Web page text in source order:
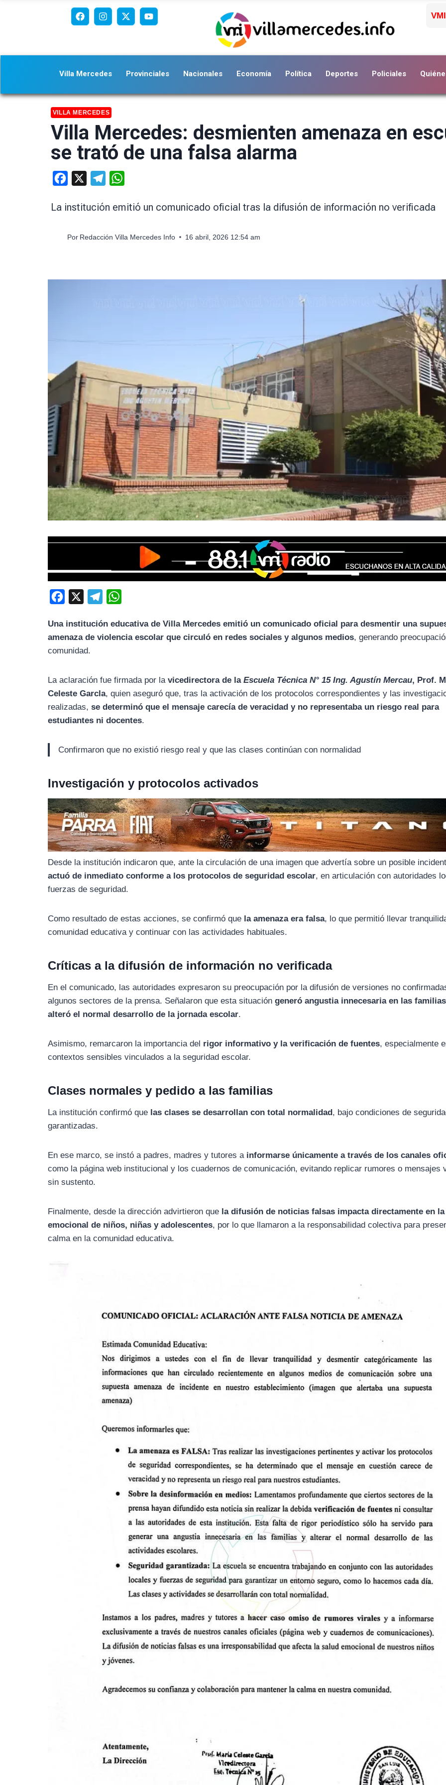
Villa Mercedes Provinciales Nacionales Economía Política Deportes Policiales
VILLA MERCEDES
Villa Mercedes: desmienten amenaza en
se trató de una falsa alarma
Facebook Telegram
La institución emitió un comunicado oficial tras la difusión de información no verificada
Por Redacción Villa Mercedes Info 16 abril, 2026 12:54 am
c
e
b
l
e
a
t
Una institución educativa de Villa Mercedes emitió un comunicado oficial para desmentir una
amenaza de violencia escolar que circuló en redes sociales y algunos medios, generando
comunidad.
La aclaración fue firmada por lavicedirectora de laEscuela Técnica N° 15 Ing. Agustín Mercau, Prof.
Celeste Garcla, quien aseguró que, tras la activación de los protocolos correspondientes y las
realizadas,se determinó que el mensaje carecía de veracidad y no representaba un riesgo real para
estudiantes ni docentes.
Confirmaron que no existió riesgo real y que las clases continúan con normalidad
Investigación y protocolos activados
Desde la institución indicaron que, ante la circulación de una imagen que advertía sobre un posible
actuó de inmediato conforme a los protocolos de seguridad escolar, en articulación con autoridades
fuerzas de seguridad.
Como resultado de estas acciones, se confirmó que la amenaza era falsa, lo que permitió llevar
comunidad educativa y continuar con las actividades habituales.
Críticas a la difusión de información no verificada
En el comunicado, las autoridades expresaron su preocupación por la difusión de versiones no
algunos sectores de la prensa. Señalaron que esta situacióngeneró angustia innecesaria en las
alteró el normal desarrollo de la jornada escolar.
Asimismo, remarcaron la importancia del rigor informativo y la verificación de fuentes, especialmente
contextos sensibles vinculados a la seguridad escolar.
Clases normales y pedido a las familias
La institución confirmó que las clases se desarrollan con total normalidad, bajo condiciones de
garantizadas.
En ese marco, se instó a padres, madres y tutores a informarse únicamente a través de los canales
como la página web institucional y los cuadernos de comunicación, evitando replicar rumores o mensajes
sin sustento.
Finalmente, desde la dirección advirtieron que la difusión de noticias falsas impacta directamente en
emocional de niños, niñas y adolescentes, por lo que llamaron a la responsabilidad colectiva para
calma en la comunidad educativa.